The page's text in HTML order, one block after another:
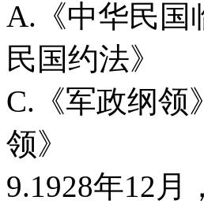
A.《中
民国约法》
C.《军
领》
9.1928年12月